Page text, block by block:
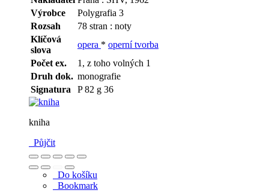
Výrobce
Polygrafia 3
Rozsah
78 stran : noty
Klíčová
slova
opera * operní tvorba
Počet ex.
1, z toho volných 1
Druh dok. monografie
Signatura
P 82 g 36
kniha
Půjčit
Do košíku
Bookmark